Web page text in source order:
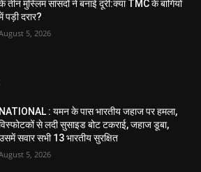
तीन मुस्लिम सांसदों ने बनाई दूरी:क्या TMC के बागियों
पड़ी दरार?
5, 2026
NATIONAL : यमन के पास भारतीय जहाज पर हमला,
से लदी सुसाइड बोट टकराई, जहाज डूबा,
सवार सभी 13 भारतीय सुरक्षित
5, 2026